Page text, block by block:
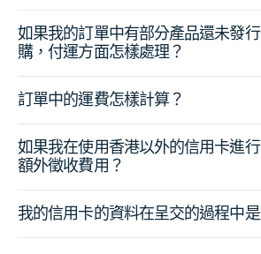
如果我的訂單中有部分產品還未發
購，付運方面怎樣處理？
訂單中的運費怎樣計算？
如果我在使用香港以外的信用卡進
額外徵收費用？
我的信用卡的資料在呈交的過程中